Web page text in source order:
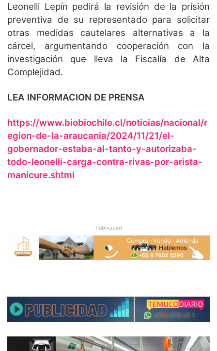
Leonelli Lepín pedirá la revisión de la prisión
preventiva de su representado para solicitar
otras medidas cautelares alternativas a la
cárcel, argumentando cooperación con la
investigación que lleva la Fiscalía de Alta
Complejidad.
LEA INFORMACION DE PRENSA
https://www.biobiochile.cl/noticias/nacional/r
egion-de-la-araucania/2024/11/21/el-
gobernador-estaba-al-tanto-y-autorizaba-
todo-leonelli-carga-contra-rivas-por-arista-
manicure.shtml
Publicidad